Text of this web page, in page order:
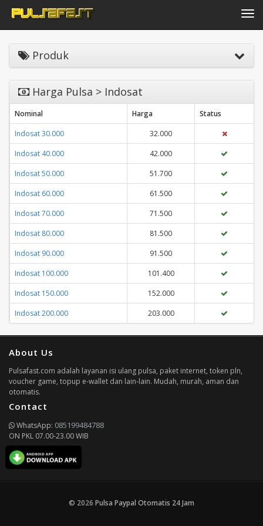
Toggle
Produk
Harga Pulsa > Indosat
Nominal Harga
Status
Indosat 30.000
32.000
Indosat 40.000
42.000
Indosat 50.000
51.700
Indosat 60.000
61.500
Indosat 70.000
71.500
Indosat 80.000
81.500
Indosat 90.000
91.500
Indosat 100.000
101.400
Indosat 150.000
152.000
Indosat 200.000
203.000
About Us
Pulsafast.com adalah layanan isi ulang pulsa, paket internet, token pln,
voucher game, topup e-wallet dan lain-lain. Mudah, murah, aman dan
otomatis.
Contact
WhatsApp: 085199484788
ON PKL 07.00-23.00 WIB
© 2026 Pulsa Paypal Otomatis 24 Jam